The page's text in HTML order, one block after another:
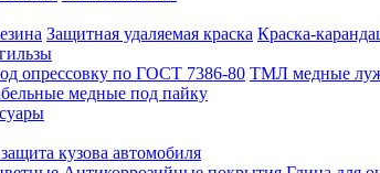
Защитная удаляемая краска Краска-
опрессовку по ГОСТ 7386-80 ТМЛ медные
медные под пайку
кузова автомобиля